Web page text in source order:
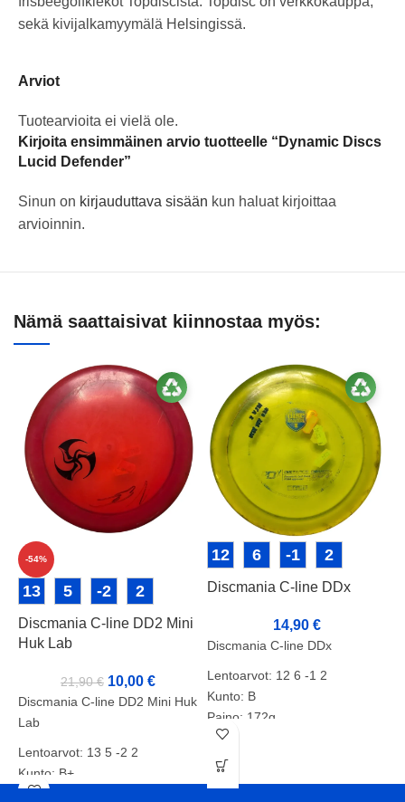
sekä kivijalkamyymälä Helsingissä.
Arviot
Tuotearvioita ei vielä ole.
Kirjoita ensimmäinen arvio tuotteelle “Dynamic Discs
Lucid Defender”
Sinun on kirjauduttava sisään kun haluat kirjoittaa
arvioinnin.
Nämä saattaisivat kiinnostaa myös:
-54%
13 5 -2 2
Discmania C-line DD2 Mini
Huk Lab
21,90€ 10,00 €
Discmania C-line DD2 Mini Huk
Lab
Lentoarvot: 13 5 -2 2
Kunto: B+
Paino: 177g
12 6 -1 2
Discmania C-line DDx
14,90 €
Discmania C-line DDx
Lentoarvot: 12 6 -1 2
Kunto: B
Paino: 172g
Tussit: Pohja